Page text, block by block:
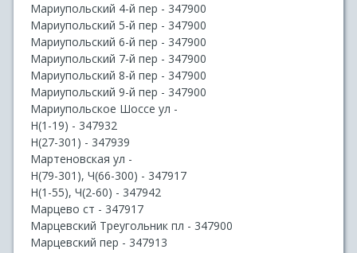
Мариупольский 4-й пер - 347900
Мариупольский 5-й пер - 347900
Мариупольский 6-й пер - 347900
Мариупольский 7-й пер - 347900
Мариупольский 8-й пер - 347900
Мариупольский 9-й пер - 347900
Мариупольское Шоссе ул -
Н(1-19) - 347932
Н(27-301) - 347939
Мартеновская ул -
Н(79-301), Ч(66-300) - 347917
Н(1-55), Ч(2-60) - 347942
Марцево ст - 347917
Марцевский Треугольник пл - 347900
Марцевский пер - 347913